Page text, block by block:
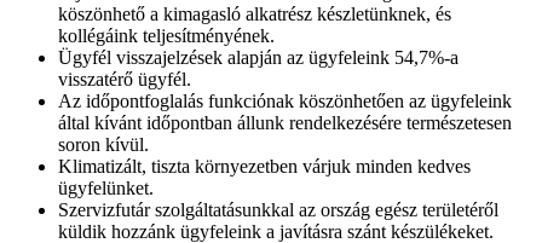
köszönhető a kimagasló alkatrész készletünknek, és
kollégáink teljesítményének.
Ügyfél visszajelzések alapján az ügyfeleink 54,7%-a
visszatérő ügyfél.
Az időpontfoglalás funkciónak köszönhetően az ügyfeleink
által kívánt időpontban állunk rendelkezésére természetesen
soron kívül.
Klimatizált, tiszta környezetben várjuk minden kedves
ügyfelünket.
Szervizfutár szolgáltatásunkkal az ország egész területéről
küldik hozzánk ügyfeleink a javításra szánt készülékeket.